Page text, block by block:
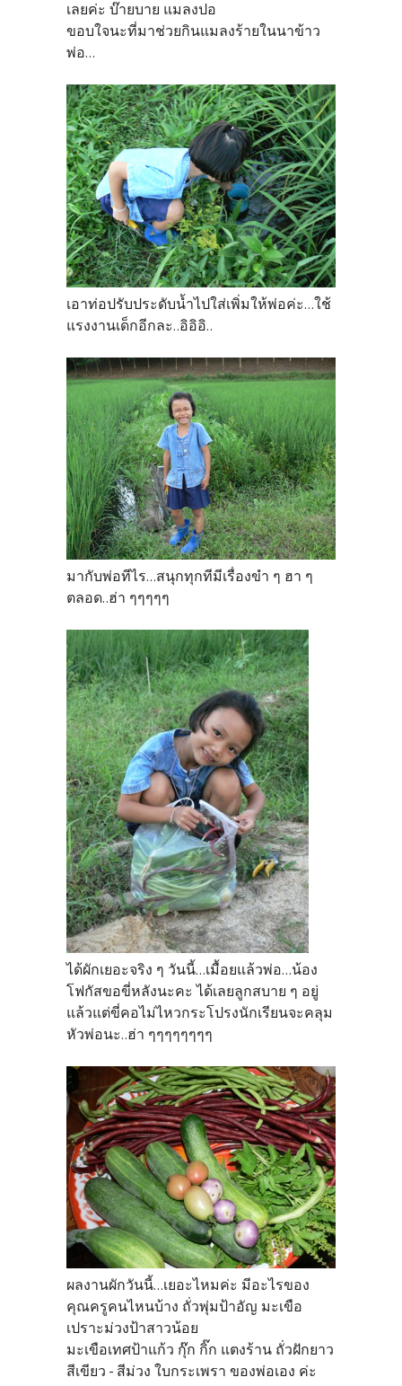
เลยค่ะ บ๊ายบาย แมลงปอ
ขอบใจนะที่มาช่วยกินแมลงร้ายในนาข้าว
พ่อ...
เอาท่อปรับประดับน้ำไปใส่เพิ่มให้พ่อค่ะ...ใช้
แรงงานเด็กอีกละ..อิอิอิ..
มากับพ่อทีไร...สนุกทุกทีมีเรื่องขำ ๆ ฮา ๆ
ตลอด..ฮ่า ๆๆๆๆๆ
ได้ผักเยอะจริง ๆ วันนี้...เมื้อยแล้วพ่อ...น้อง
โฟกัสขอขี่หลังนะคะ ได้เลยลูกสบาย ๆ อยู่
แล้วแต่ขี่คอไม่ไหวกระโปรงนักเรียนจะคลุม
หัวพ่อนะ..ฮ่า ๆๆๆๆๆๆๆๆ
ผลงานผักวันนี้...เยอะไหมค่ะ มีอะไรของ
คุณครูคนไหนบ้าง ถั่วพุ่มป้าอัญ มะเขือ
เปราะม่วงป้าสาวน้อย
มะเขือเทศป้าแก้ว กุ๊ก กิ๊ก แตงร้าน ถั่วฝักยาว
สีเขียว - สีม่วง ใบกระเพรา ของพ่อเอง ค่ะ